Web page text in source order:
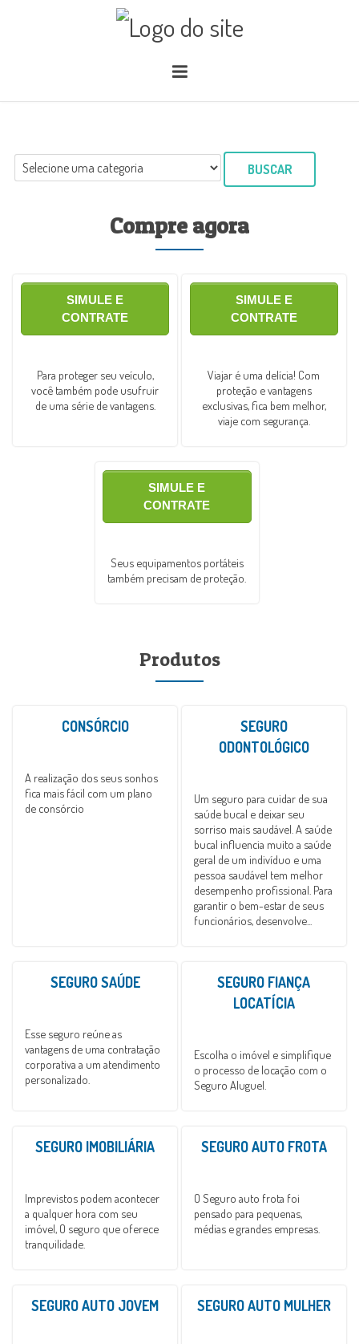
BUSCAR
Compre agora
Para proteger seu veículo,
você também pode usufruir
de uma série de vantagens.
SIMULE E
CONTRATE
Viajar é uma delícia! Com
proteção e vantagens
exclusivas, fica bem melhor,
viaje com segurança.
SIMULE E
CONTRATE
Seus equipamentos portáteis
também precisam de proteção.
SIMULE E
CONTRATE
Produtos
CONSÓRCIO
A realização dos seus sonhos
fica mais fácil com um plano
de consórcio
SEGURO
ODONTOLÓGICO
Um seguro para cuidar de sua
saúde bucal e deixar seu
sorriso mais saudável. A saúde
bucal influencia muito a saúde
geral de um indivíduo e uma
pessoa saudável tem melhor
desempenho profissional. Para
garantir o bem-estar de seus
funcionários, desenvolve...
SEGURO SAÚDE
Esse seguro reúne as
vantagens de uma contratação
corporativa a um atendimento
personalizado.
SEGURO FIANÇA
LOCATÍCIA
Escolha o imóvel e simplifique
o processo de locação com o
Seguro Aluguel.
SEGURO IMOBILIÁRIA
Imprevistos podem acontecer
a qualquer hora com seu
imóvel, O seguro que oferece
tranquilidade.
SEGURO AUTO FROTA
O Seguro auto frota foi
pensado para pequenas,
médias e grandes empresas.
SEGURO AUTO JOVEM SEGURO AUTO MULHER